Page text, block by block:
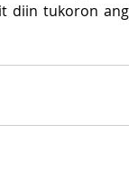
diin tukoron